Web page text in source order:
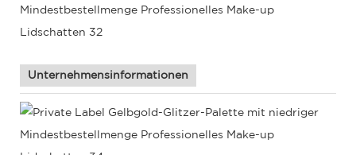
Unternehmensinformationen